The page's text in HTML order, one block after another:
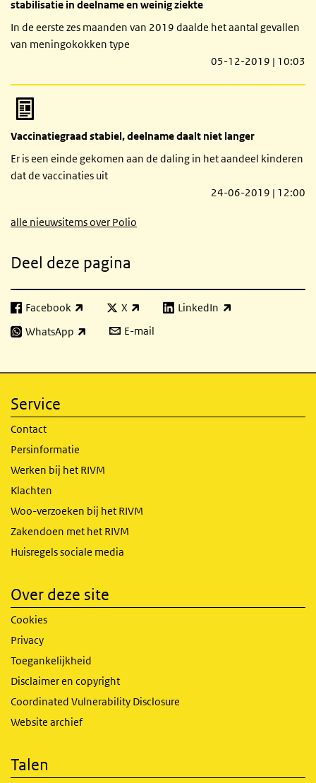
stabilisatie in deelname en weinig ziekte
In de eerste zes maanden van 2019 daalde het aantal gevallen
van meningokokken type
05-12-2019 | 10:03
Vaccinatiegraad stabiel, deelname daalt niet langer
Er is een einde gekomen aan de daling in het aandeel kinderen
dat de vaccinaties uit
24-06-2019 | 12:00
alle nieuwsitems over Polio
Deel deze pagina
Facebook
(externe link) X
(externe link) LinkedIn
(externe link)
WhatsApp
(externe link) E-mail
Service
Contact
Persinformatie
Werken bij het RIVM
Klachten
Woo-verzoeken bij het RIVM
Zakendoen met het RIVM
Huisregels sociale media
Over deze site
Cookies
Privacy
Toegankelijkheid
Disclaimer en copyright
Coordinated Vulnerability Disclosure
Website archief
Talen